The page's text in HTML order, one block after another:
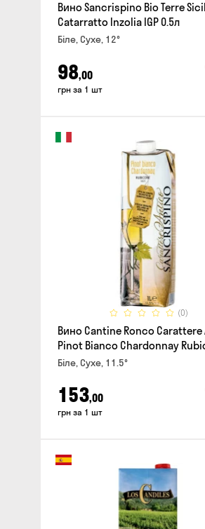
Вино Sancrispino Bio Terre
Catarratto Inzolia IGP 0.5л
Біле, Сухе, 12°
98,00
грн за 1 шт
(0)
Вино Cantine Ronco
Pinot Bianco Chardonnay
IGT 1л
Біле, Сухе, 11.5°
153,00
грн за 1 шт